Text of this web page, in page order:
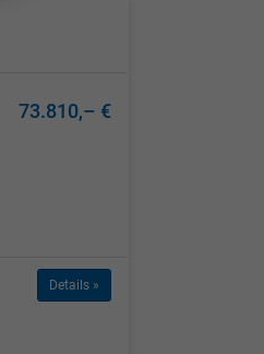
73.810,– €
Details »